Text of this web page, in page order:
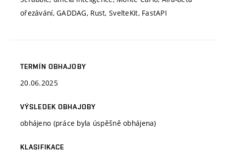
ořezávání, GADDAG, Rust, SvelteKit, FastAPI
TERMÍN OBHAJOBY
20.06.2025
VÝSLEDEK OBHAJOBY
obhájeno (práce byla úspěšně obhájena)
KLASIFIKACE